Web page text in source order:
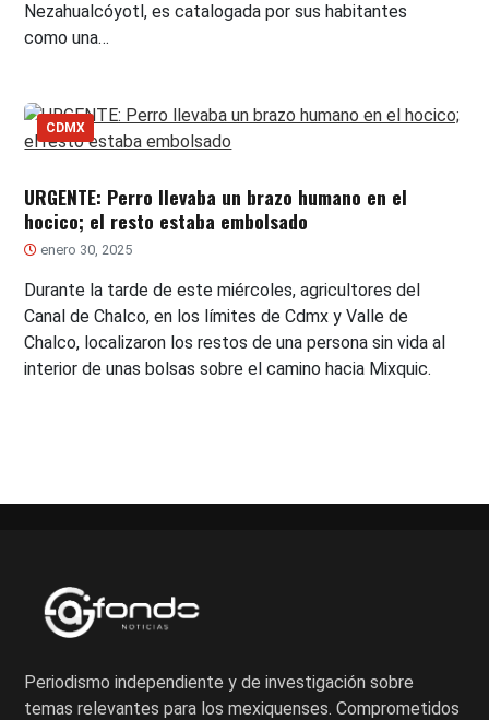
Nezahualcóyotl, es catalogada por sus habitantes
como una…
CDMX
URGENTE: Perro llevaba un brazo humano en el
hocico; el resto estaba embolsado
enero 30, 2025
Durante la tarde de este miércoles, agricultores del
Canal de Chalco, en los límites de Cdmx y Valle de
Chalco, localizaron los restos de una persona sin vida al
interior de unas bolsas sobre el camino hacia Mixquic.
Periodismo independiente y de investigación sobre
temas relevantes para los mexiquenses. Comprometidos